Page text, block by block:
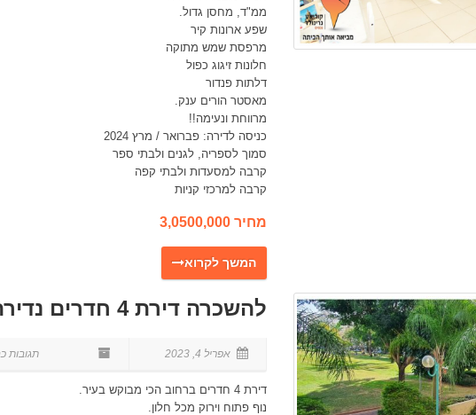
ממ"ד, מחסן גדול.
שפע ארונות קיר
מרפסת שמש מתוקה
חלונות זיגוג כפול
דלתות פנדור
מאסטר הורים ענק.
מרווחת ונעימה!!
כניסה לדירה: פברואר / מרץ 2024
סמוך לספריה, לגנים ולבתי ספר
קרבה למסעדות ולבתי קפה
קרבה למרכזי קניות
מחיר 3,0500,000
‎המשך לקרוא
להשכרה דירת 4 חדרים נדירה, מרווחת ומוארת במיקום מרכזי במרכז הוד השרון
אפריל 4, 2023 ‎תגובות כבויות להודעה זו
דירת 4 חדרים ברחוב הכי מבוקש בעיר.
נוף פתוח וירוק מכל חלון.